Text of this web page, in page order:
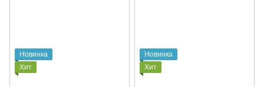
Новинка
Хит
Новинка
Хит